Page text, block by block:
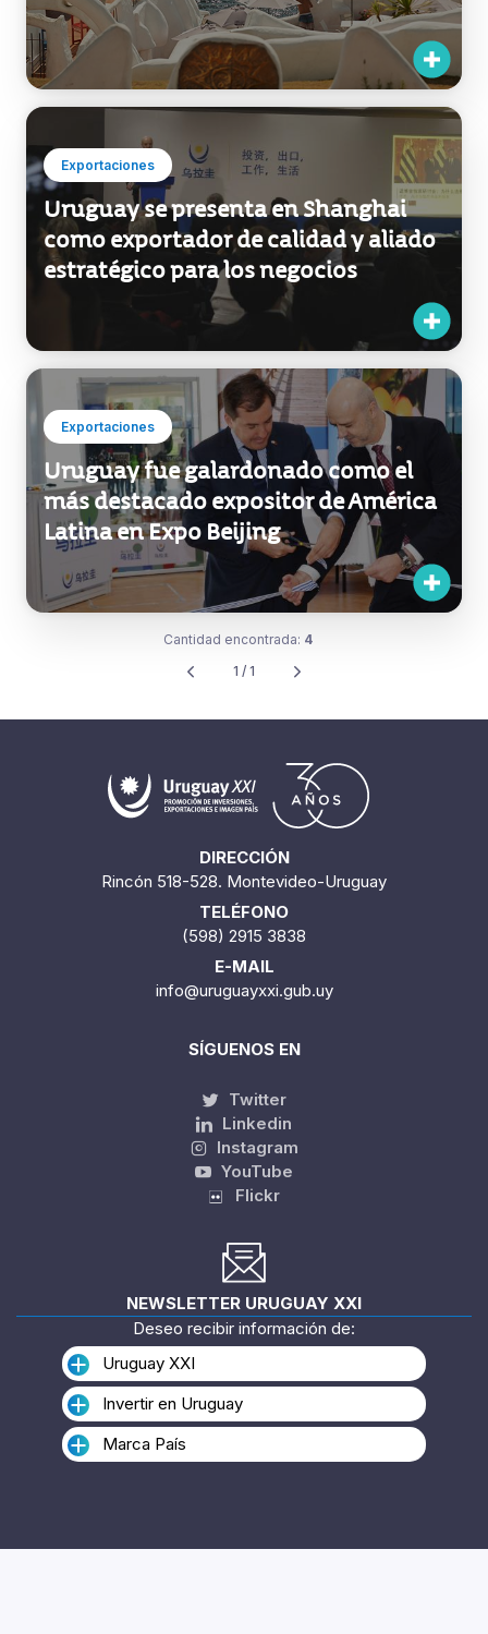
Exportaciones
Uruguay se presenta en Shanghai
como exportador de calidad y aliado
estratégico para los negocios
Exportaciones
Uruguay fue galardonado como el
más destacado expositor de América
Latina en Expo Beijing
Cantidad encontrada: 4
1 / 1
DIRECCIÓN
Rincón 518-528. Montevideo-Uruguay
TELÉFONO
(598) 2915 3838
E-MAIL
info@uruguayxxi.gub.uy
SÍGUENOS EN
Twitter
Linkedin
Instagram
YouTube
Flickr
NEWSLETTER URUGUAY XXI
Deseo recibir información de:
Uruguay XXI
Invertir en Uruguay
Marca País